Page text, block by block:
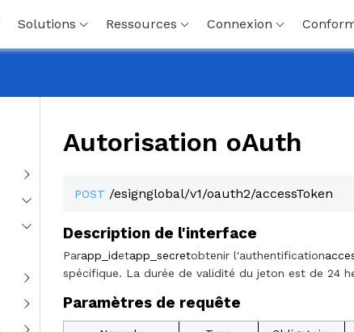
Solutions Ressources Connexion
Autorisation oAuth
POST /esignglobal/v1/oauth2/accessToken
Description de l'interface
Parapp_idetapp_secretobtenir l'authentification
spécifique. La durée de validité du jeton est de 24
Paramètres de requête